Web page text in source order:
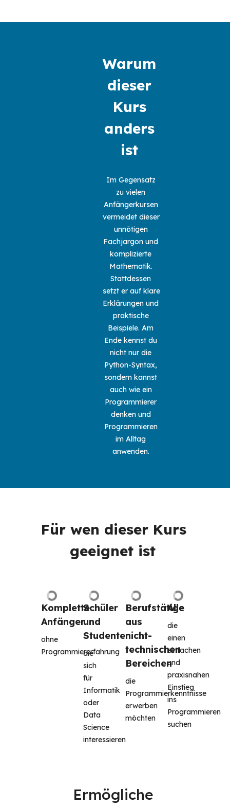
Warum
dieser
Kurs
anders
ist
Im Gegensatz
zu vielen
Anfängerkursen
vermeidet dieser
unnötigen
Fachjargon und
komplizierte
Mathematik.
Stattdessen
setzt er auf klare
Erklärungen und
praktische
Beispiele. Am
Ende kennst du
nicht nur die
Python-Syntax,
sondern kannst
auch wie ein
Programmierer
denken und
Programmieren
im Alltag
anwenden.
Für wen dieser Kurs
geeignet ist
Komplette
Anfänger
ohne
Programmiererfahrung
Schüler
und
Studenten
die
sich
für
Informatik
oder
Data
Science
Berufstätige
aus
nicht-
technischen
Bereichen
die
Programmierkenntnisse
erwerben
möchten
Alle
die
einen
einfachen
und
praxisnahen
Einstieg
ins
Programmieren
suchen
Ermögliche